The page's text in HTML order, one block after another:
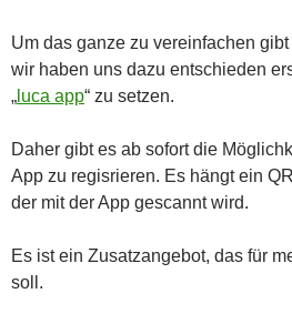
Um das ganze zu vereinfachen
wir haben uns dazu entschieden
„ luca app“ zu setzen.
Daher gibt es ab sofort die
App zu regisrieren. Es hängt ein
der mit der App gescannt wird.
Es ist ein Zusatzangebot, das für
soll.